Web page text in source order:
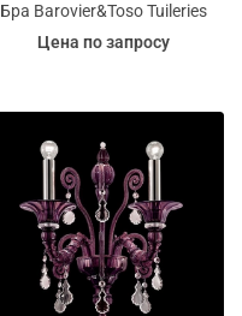
Бра Barovier&Toso Tuileries
Цена по запросу